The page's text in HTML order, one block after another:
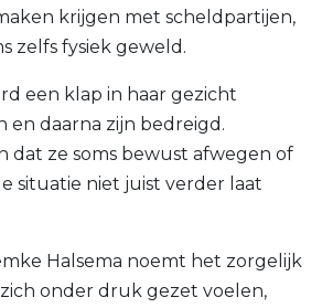
krijgen met scheldpartijen,
zelfs fysiek geweld.
een klap in haar gezicht
en daarna zijn bedreigd.
dat ze soms bewust afwegen of
situatie niet juist verder laat
Halsema noemt het zorgelijk
onder druk gezet voelen,